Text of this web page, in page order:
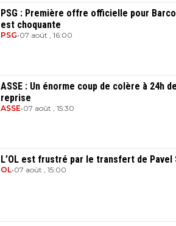
PSG : Première offre officielle pour
est choquante
PSG•07 août , 16:00
ASSE : Un énorme coup de colère à 24h
reprise
ASSE•07 août , 15:30
L’OL est frustré par le transfert de Pavel
OL•07 août , 15:00